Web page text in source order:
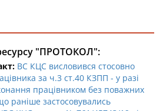
"ПРОТОКОЛ":
ВС КЦС висловився стосовно
за ч.3 ст.40 КЗПП - у разі
працівником без поважних
раніше застосовувались